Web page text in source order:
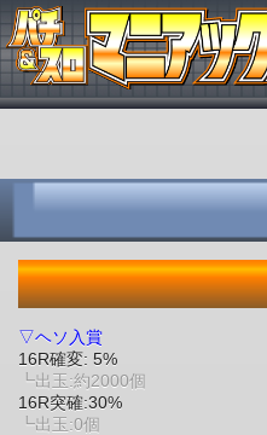
▽ヘソ入賞
16R確変: 5%
┗出玉:約2000個
16R突確:30%
┗出玉:0個